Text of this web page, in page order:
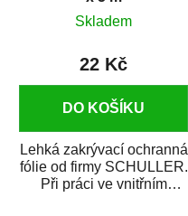
Skladem
22 Kč
DO KOŠÍKU
Lehká zakrývací ochranná
fólie od firmy SCHULLER.
Při práci ve vnitřním